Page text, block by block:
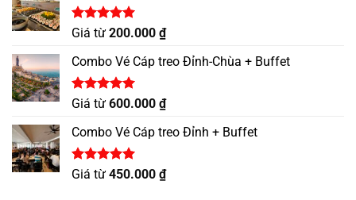
Được xếp
5 sao
Giá từ 200.000 ₫
Combo Vé Cáp treo Đỉnh-Chùa + Buffet
Được xếp
5 sao
Giá từ 600.000 ₫
Combo Vé Cáp treo Đỉnh + Buffet
Được xếp
Giá từ 450.000 ₫